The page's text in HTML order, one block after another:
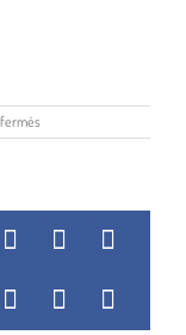
sur
Demain
futur
X Reddit
TumblrPinterest
Vk